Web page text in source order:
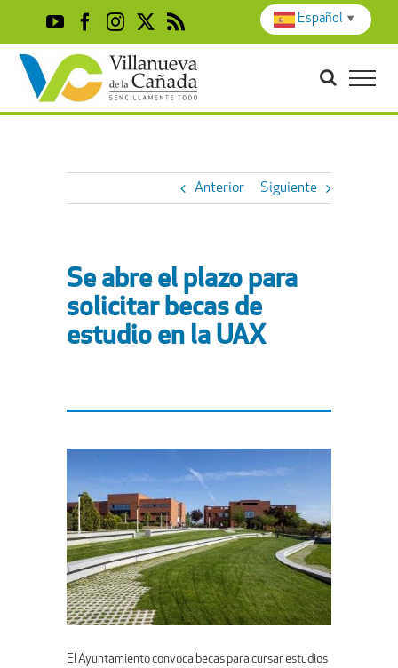
content
YouTubeFacebook
Instagram
X Rss
Anterior Siguiente
Se abre el plazo para
solicitar becas de
estudio en la UAX
El Ayuntamiento convoca becas para cursar estudios
Español ▼